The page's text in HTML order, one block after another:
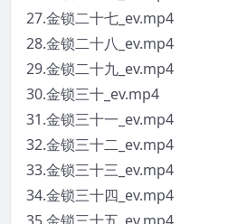
27.金锁二十七_ev.mp4
28.金锁二十八_ev.mp4
29.金锁二十九_ev.mp4
30.金锁三十_ev.mp4
31.金锁三十一_ev.mp4
32.金锁三十二_ev.mp4
33.金锁三十三_ev.mp4
34.金锁三十四_ev.mp4